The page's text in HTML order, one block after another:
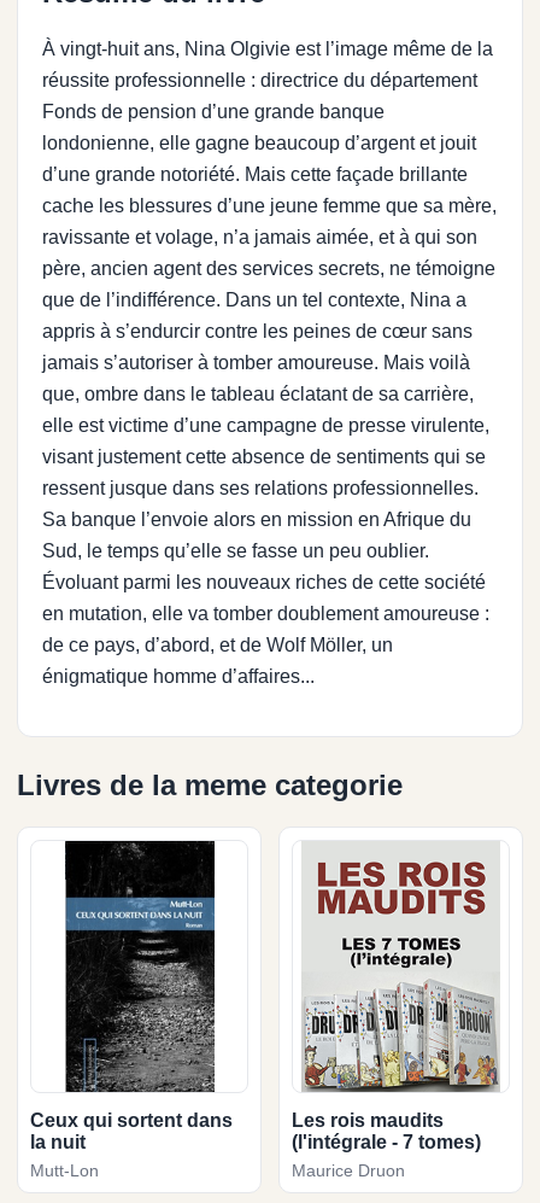
À vingt-huit ans, Nina Olgivie est l’image même de la
réussite professionnelle : directrice du département
Fonds de pension d’une grande banque
londonienne, elle gagne beaucoup d’argent et jouit
d’une grande notoriété. Mais cette façade brillante
cache les blessures d’une jeune femme que sa mère,
ravissante et volage, n’a jamais aimée, et à qui son
père, ancien agent des services secrets, ne témoigne
que de l’indifférence. Dans un tel contexte, Nina a
appris à s’endurcir contre les peines de cœur sans
jamais s’autoriser à tomber amoureuse. Mais voilà
que, ombre dans le tableau éclatant de sa carrière,
elle est victime d’une campagne de presse virulente,
visant justement cette absence de sentiments qui se
ressent jusque dans ses relations professionnelles.
Sa banque l’envoie alors en mission en Afrique du
Sud, le temps qu’elle se fasse un peu oublier.
Évoluant parmi les nouveaux riches de cette société
en mutation, elle va tomber doublement amoureuse :
de ce pays, d’abord, et de Wolf Möller, un
énigmatique homme d’affaires...
Livres de la meme categorie
Ceux qui sortent dans
la nuit
Mutt-Lon
Les rois maudits
(l'intégrale - 7 tomes)
Maurice Druon